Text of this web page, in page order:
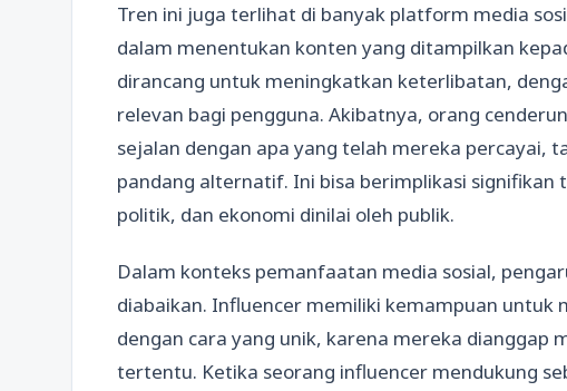
Tren ini juga terlihat di banyak platform media
dalam menentukan konten yang ditampilkan
dirancang untuk meningkatkan keterlibatan,
relevan bagi pengguna. Akibatnya, orang
sejalan dengan apa yang telah mereka percayai,
pandang alternatif. Ini bisa berimplikasi signifikan
politik, dan ekonomi dinilai oleh publik.
Dalam konteks pemanfaatan media sosial,
diabaikan. Influencer memiliki kemampuan untuk
dengan cara yang unik, karena mereka dianggap
tertentu. Ketika seorang influencer mendukung